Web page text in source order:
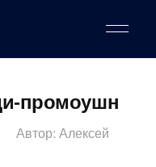
промоушн
Автор: Алексей